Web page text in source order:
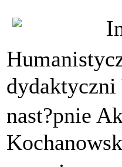
dydaktyczni
nast?pnie